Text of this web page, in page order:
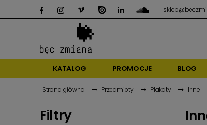
KATALOG PROMOCJE BLOG
Strona główna Przedmioty Plakaty Inne
Filtry